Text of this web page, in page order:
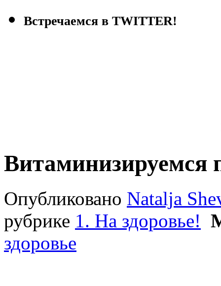
Встречаемся в TWITTER!
Витаминизируемся
Опубликовано Natalja
рубрике 1. На здоровье!
здоровье